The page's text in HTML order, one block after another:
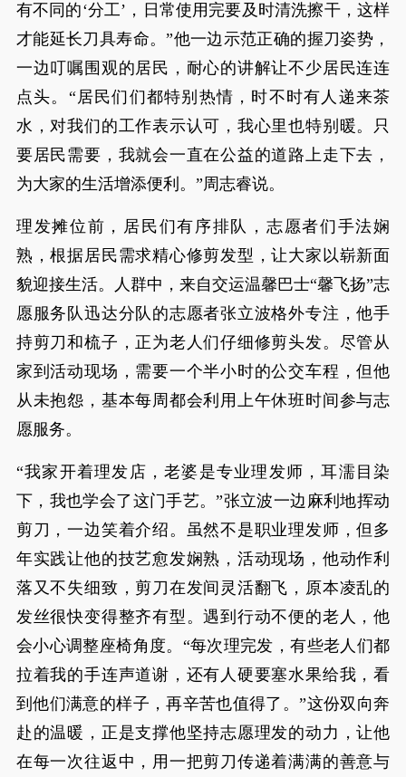
有不同的‘分工’，日常使用完要及时清洗擦干，这样
才能延长刀具寿命。”他一边示范正确的握刀姿势，
一边叮嘱围观的居民，耐心的讲解让不少居民连连
点头。“居民们们都特别热情，时不时有人递来茶
水，对我们的工作表示认可，我心里也特别暖。只
要居民需要，我就会一直在公益的道路上走下去，
为大家的生活增添便利。”周志睿说。
理发摊位前，居民们有序排队，志愿者们手法娴
熟，根据居民需求精心修剪发型，让大家以崭新面
貌迎接生活。人群中，来自交运温馨巴士“馨飞扬”志
愿服务队迅达分队的志愿者张立波格外专注，他手
持剪刀和梳子，正为老人们仔细修剪头发。尽管从
家到活动现场，需要一个半小时的公交车程，但他
从未抱怨，基本每周都会利用上午休班时间参与志
愿服务。
“我家开着理发店，老婆是专业理发师，耳濡目染
下，我也学会了这门手艺。”张立波一边麻利地挥动
剪刀，一边笑着介绍。虽然不是职业理发师，但多
年实践让他的技艺愈发娴熟，活动现场，他动作利
落又不失细致，剪刀在发间灵活翻飞，原本凌乱的
发丝很快变得整齐有型。遇到行动不便的老人，他
会小心调整座椅角度。“每次理完发，有些老人们都
拉着我的手连声道谢，还有人硬要塞水果给我，看
到他们满意的样子，再辛苦也值得了。”这份双向奔
赴的温暖，正是支撑他坚持志愿理发的动力，让他
在每一次往返中，用一把剪刀传递着满满的善意与